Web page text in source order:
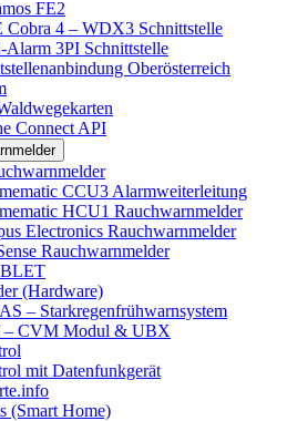
FE2
Cobra 4 – WDX3 Schnittstelle
Alarm 3PI Schnittstelle
Oberösterreich
Connect API
CCU3 Alarmweiterleitung
HCU1 Rauchwarnmelder
Electronics Rauchwarnmelder
Rauchwarnmelder
(Hardware)
– Starkregenfrühwarnsystem
– CVM Modul & UBX
mit Datenfunkgerät
(Smart Home)